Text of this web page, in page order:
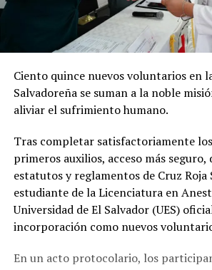
Ciento quince nuevos voluntarios en
Salvadoreña se suman a la noble
aliviar el sufrimiento humano.
Tras completar satisfactoriamente
primeros auxilios, acceso más seguro,
estatutos y reglamentos de Cruz Roja
estudiante de la Licenciatura en
Universidad de El Salvador (UES)
incorporación como nuevos
En un acto protocolario, los